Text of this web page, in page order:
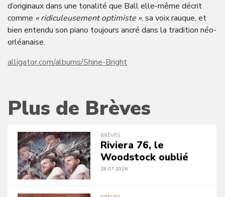
d’originaux dans une tonalité que Ball elle-même décrit
comme « ridiculeusement optimiste », sa voix rauque, et
bien entendu son piano toujours ancré dans la tradition néo-
orléanaise.
alligator.com/albums/Shine-Bright
Plus de Brèves
BRÈVES
Riviera 76, le
Woodstock oublié
28.07.2026